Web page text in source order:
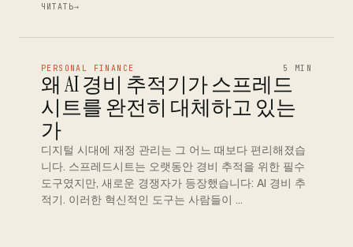
ЧИТАТЬ→
PERSONAL FINANCE 5 MIN
왜 AI 경비 추적기가 스프레드
시트를 완전히 대체하고 있는
가
디지털 시대에 재정 관리는 그 어느 때보다 편리해졌습
니다. 스프레드시트는 오랫동안 경비 추적을 위한 필수
도구였지만, 새로운 경쟁자가 등장했습니다: AI 경비 추
적기. 이러한 혁신적인 도구는 사람들이 …